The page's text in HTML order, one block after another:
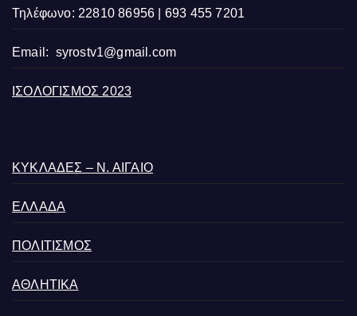
Τηλέφωνο: 22810 86956 | 693 455 7201
Email: syrostv1@gmail.com
ΙΣΟΛΟΓΙΣΜΟΣ 2023
ΚΥΚΛΑΔΕΣ – Ν. ΑΙΓΑΙΟ
ΕΛΛΑΔΑ
ΠΟΛΙΤΙΣΜΟΣ
ΑΘΛΗΤΙΚΑ